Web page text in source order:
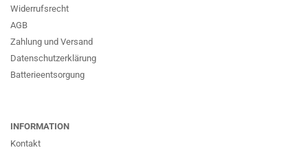
Widerrufsrecht
AGB
Zahlung und Versand
Datenschutzerklärung
Batterieentsorgung
INFORMATION
Kontakt